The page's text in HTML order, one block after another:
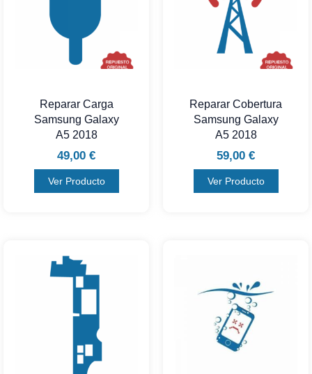
Reparar Carga
Samsung Galaxy
A5 2018
49,00 €
Ver Producto
Reparar Cobertura
Samsung Galaxy
A5 2018
59,00 €
Ver Producto